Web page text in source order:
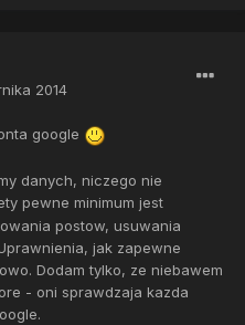
2014
google
danych, niczego nie
pewne minimum jest
postow, usuwania
jak zapewne
Dodam tylko, ze niebawem
- oni sprawdzaja kazda